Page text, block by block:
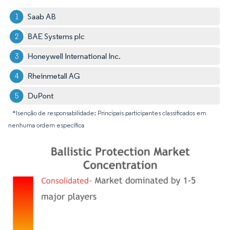
Saab AB
BAE Systems plc
Honeywell International Inc.
Rheinmetall AG
DuPont
*Isenção de responsabilidade: Principais participantes classificados em
nenhuma ordem específica